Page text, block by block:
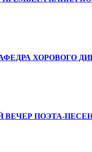
ХОРОВОГО
ВЕЧЕР ПОЭТА-